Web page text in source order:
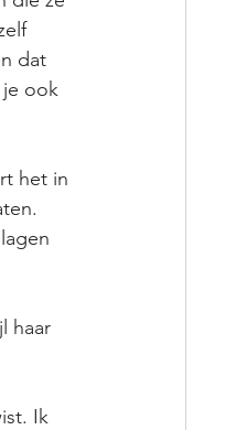
dat
je ook
het in
haar
Ik